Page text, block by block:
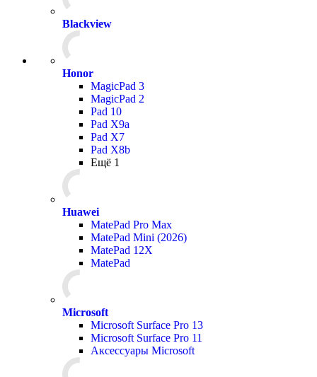
Blackview
Honor
MagicPad 3
MagicPad 2
Pad 10
Pad X9a
Pad X7
Pad X8b
Ещё 1
Huawei
MatePad Pro Max
MatePad Mini (2026)
MatePad 12X
MatePad
Microsoft
Microsoft Surface Pro 13
Microsoft Surface Pro 11
Аксессуары Microsoft